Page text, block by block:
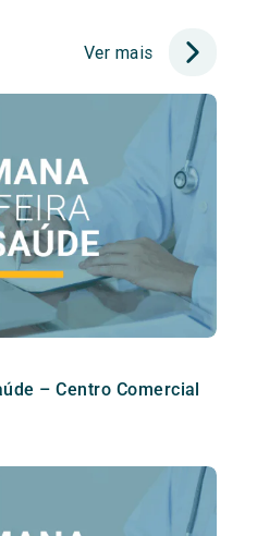
Ver mais
– Centro Comercial